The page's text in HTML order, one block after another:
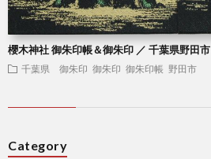
櫻木神社 御朱印帳＆御朱印 ／ 千葉県野田市
千葉県 御朱印 御朱印 御朱印帳 野田市
Category